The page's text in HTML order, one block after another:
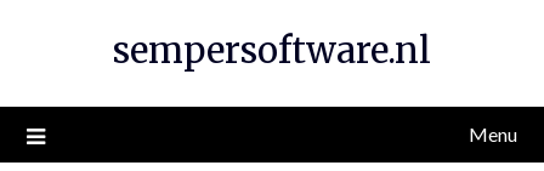
sempersoftware.nl
Menu